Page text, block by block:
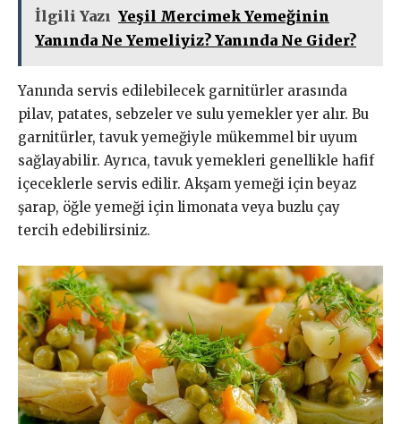
İlgili Yazı Yeşil Mercimek Yemeğinin
Yanında Ne Yemeliyiz? Yanında Ne Gider?
Yanında servis edilebilecek garnitürler arasında
pilav, patates, sebzeler ve sulu yemekler yer alır. Bu
garnitürler, tavuk yemeğiyle mükemmel bir uyum
sağlayabilir. Ayrıca, tavuk yemekleri genellikle hafif
içeceklerle servis edilir. Akşam yemeği için beyaz
şarap, öğle yemeği için limonata veya buzlu çay
tercih edebilirsiniz.